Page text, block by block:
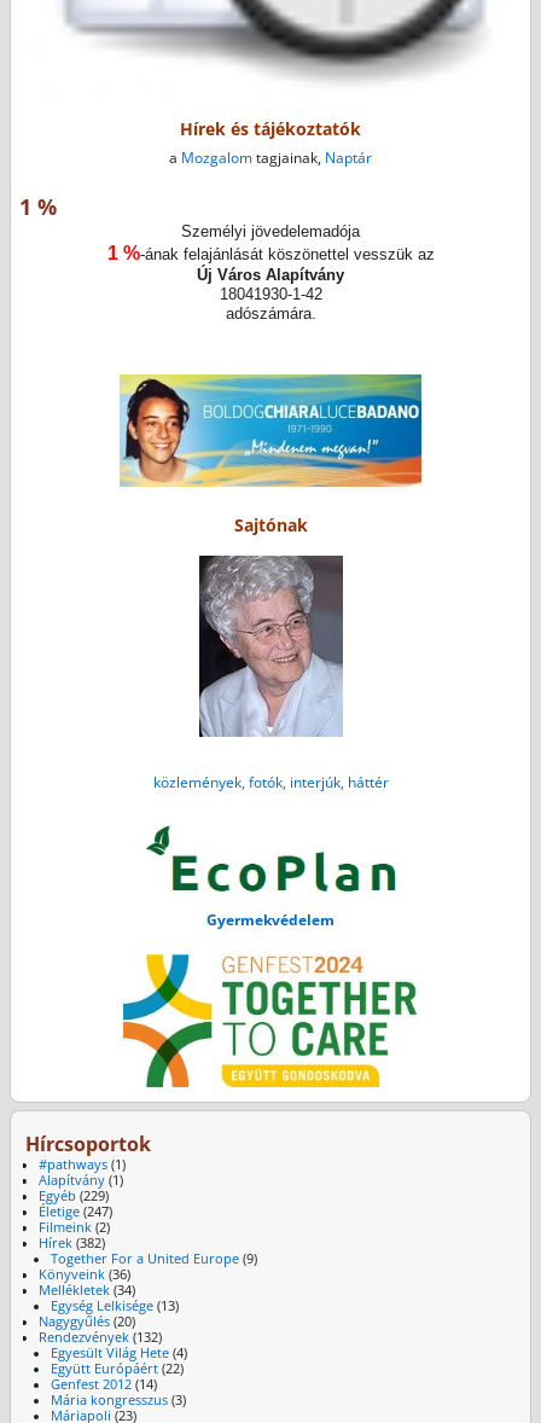
Hírek és tájékoztatók
a Mozgalomtagjainak, Naptár
1 %
Személyi jövedelemadója
1 %-ának felajánlását köszönettel vesszük az
Új Város Alapítvány
18041930-1-42
adószámára.
Sajtónak
közlemények, fotók, interjúk, háttér
Gyermekvédelem
Hírcsoportok
#pathways(1)
Alapítvány(1)
Egyéb (229)
Életige(247)
Filmeink(2)
Hírek(382)
Together For a United Europe (9)
Könyveink(36)
Mellékletek(34)
Egység Lelkisége (13)
Nagygyűlés(20)
Rendezvények(132)
Egyesült Világ Hete (4)
Együtt Európáért (22)
Genfest 2012 (14)
Mária kongresszus (3)
Máriapoli (23)